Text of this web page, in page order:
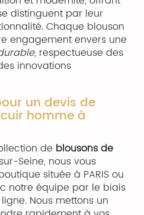
distinguent par leur
Chaque blouson
engagement envers une
, respectueuse des
innovations
un devis de
homme à
de blousons de
Seine, nous vous
située à PARIS ou
notre équipe par le biais
Nous mettons un